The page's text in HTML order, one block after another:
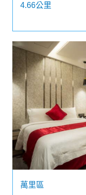
4.66公里
萬里區